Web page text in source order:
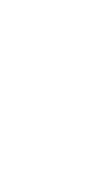
jednotlivých stredísk.